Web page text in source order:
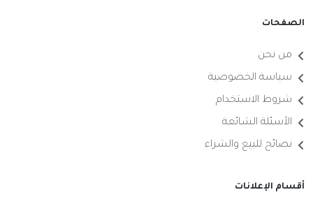
الصفحات
من نحن
سياسة الخصوصية
شروط الاستخدام
الأسئلة الشائعة
نصائح للبيع والشراء
أقسام الإعلانات